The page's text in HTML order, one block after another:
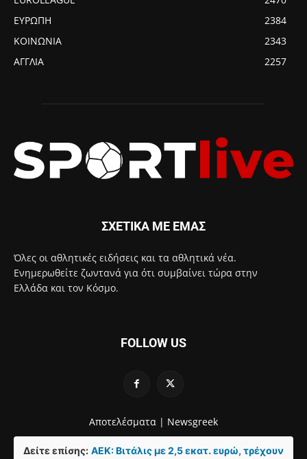
ΕΥΡΩΠΗ
2384
ΚΟΙΝΩΝΙΑ
2343
ΑΓΓΛΙΑ
2257
ΣΧΕΤΙΚΑ ΜΕ ΕΜΑΣ
Όλες οι αθλητικές ειδήσεις και τα αθλητικά νέα.
Ενημερωθείτε ζωντανά για ότι συμβαίνει τώρα στην
Ελλάδα και τον Κόσμο.
FOLLOW US
Αποτελέσματα | Newsgreek
Δείτε επίσης: ΑΕΚ: Βιτάλις με 2,5 εκατ. ευρώ, τρέχουν